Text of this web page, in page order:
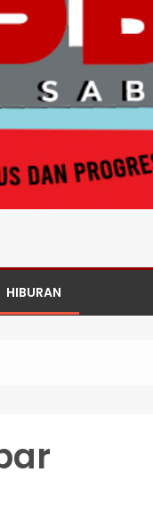
HIBURAN